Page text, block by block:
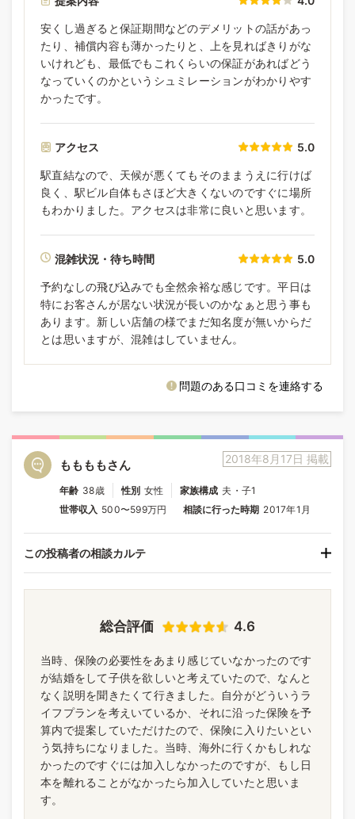
安くし過ぎると保証期間などのデメリットの話があっ
たり、補償内容も薄かったりと、上を見ればきりがな
いけれども、最低でもこれくらいの保証があればどう
なっていくのかというシュミレーションがわかりやす
かったです。
アクセス 5.0
駅直結なので、天候が悪くてもそのままうえに行けば
良く、駅ビル自体もさほど大きくないのですぐに場所
もわかりました。アクセスは非常に良いと思います。
混雑状況・待ち時間 5.0
予約なしの飛び込みでも全然余裕な感じです。平日は
特にお客さんが居ない状況が長いのかなぁと思う事も
あります。新しい店舗の様でまだ知名度が無いからだ
とは思いますが、混雑はしていません。
問題のある口コミを連絡する
2018年8月17日 掲載
ももももさん
年齢 38歳 性別 女性 家族構成 夫・子1
世帯収入 500〜599万円 相談に行った時期 2017年1月
この投稿者の相談カルテ
総合評価 4.6
当時、保険の必要性をあまり感じていなかったのです
が結婚をして子供を欲しいと考えていたので、なんと
なく説明を聞きたくて行きました。自分がどういうラ
イフプランを考えいているか、それに沿った保険を予
算内で提案していただけたので、保険に入りたいとい
う気持ちになりました。当時、海外に行くかもしれな
かったのですぐには加入しなかったのですが、もし日
本を離れることがなかったら加入していたと思いま
す。